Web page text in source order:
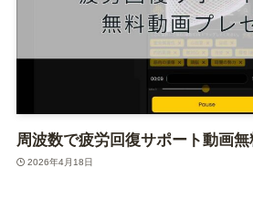
周波数で疲労回復サポート動画無
2026年4月18日